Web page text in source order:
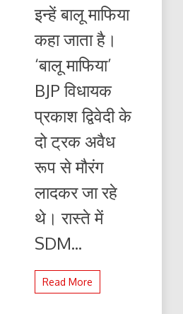
इन्हें बालू माफिया
कहा जाता है।
‘बालू माफिया’
BJP विधायक
प्रकाश द्विवेदी के
दो ट्रक अवैध
रूप से मौरंग
लादकर जा रहे
थे। रास्ते में
SDM...
Read More